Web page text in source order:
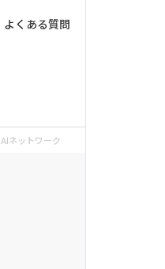
よくある質問
AIネットワーク